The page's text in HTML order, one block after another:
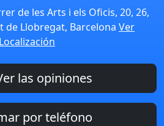
de les Arts i els Oficis, 20, 26,
de Llobregat, Barcelona Ver
Localización
las opiniones
por teléfono